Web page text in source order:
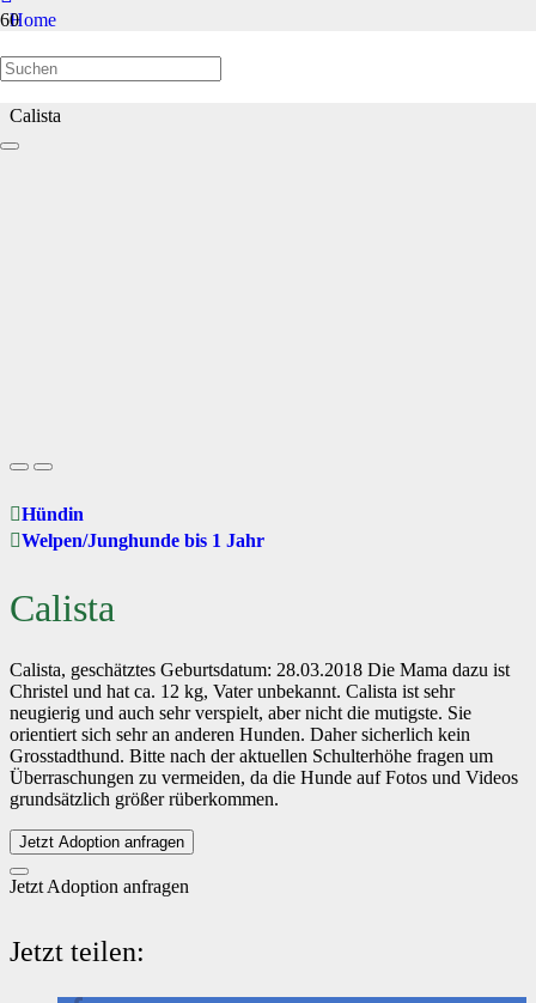
Home
Welpen/Junghunde bis 1 Jahr
Calista
Hündin
Welpen/Junghunde bis 1 Jahr
Calista
Calista, geschätztes Geburtsdatum: 28.03.2018 Die Mama dazu ist
Christel und hat ca. 12 kg, Vater unbekannt. Calista ist sehr
neugierig und auch sehr verspielt, aber nicht die mutigste. Sie
orientiert sich sehr an anderen Hunden. Daher sicherlich kein
Grosstadthund. Bitte nach der aktuellen Schulterhöhe fragen um
Überraschungen zu vermeiden, da die Hunde auf Fotos und Videos
grundsätzlich größer rüberkommen.
Jetzt Adoption anfragen
Jetzt Adoption anfragen
Jetzt teilen: